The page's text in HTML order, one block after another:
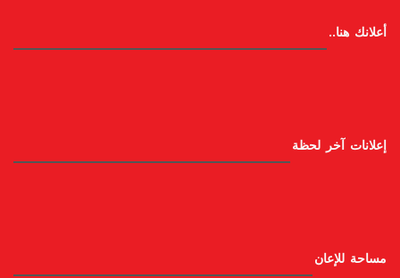
أعلانك هنا..
إعلانات آخر لحظة
مساحة للإعان